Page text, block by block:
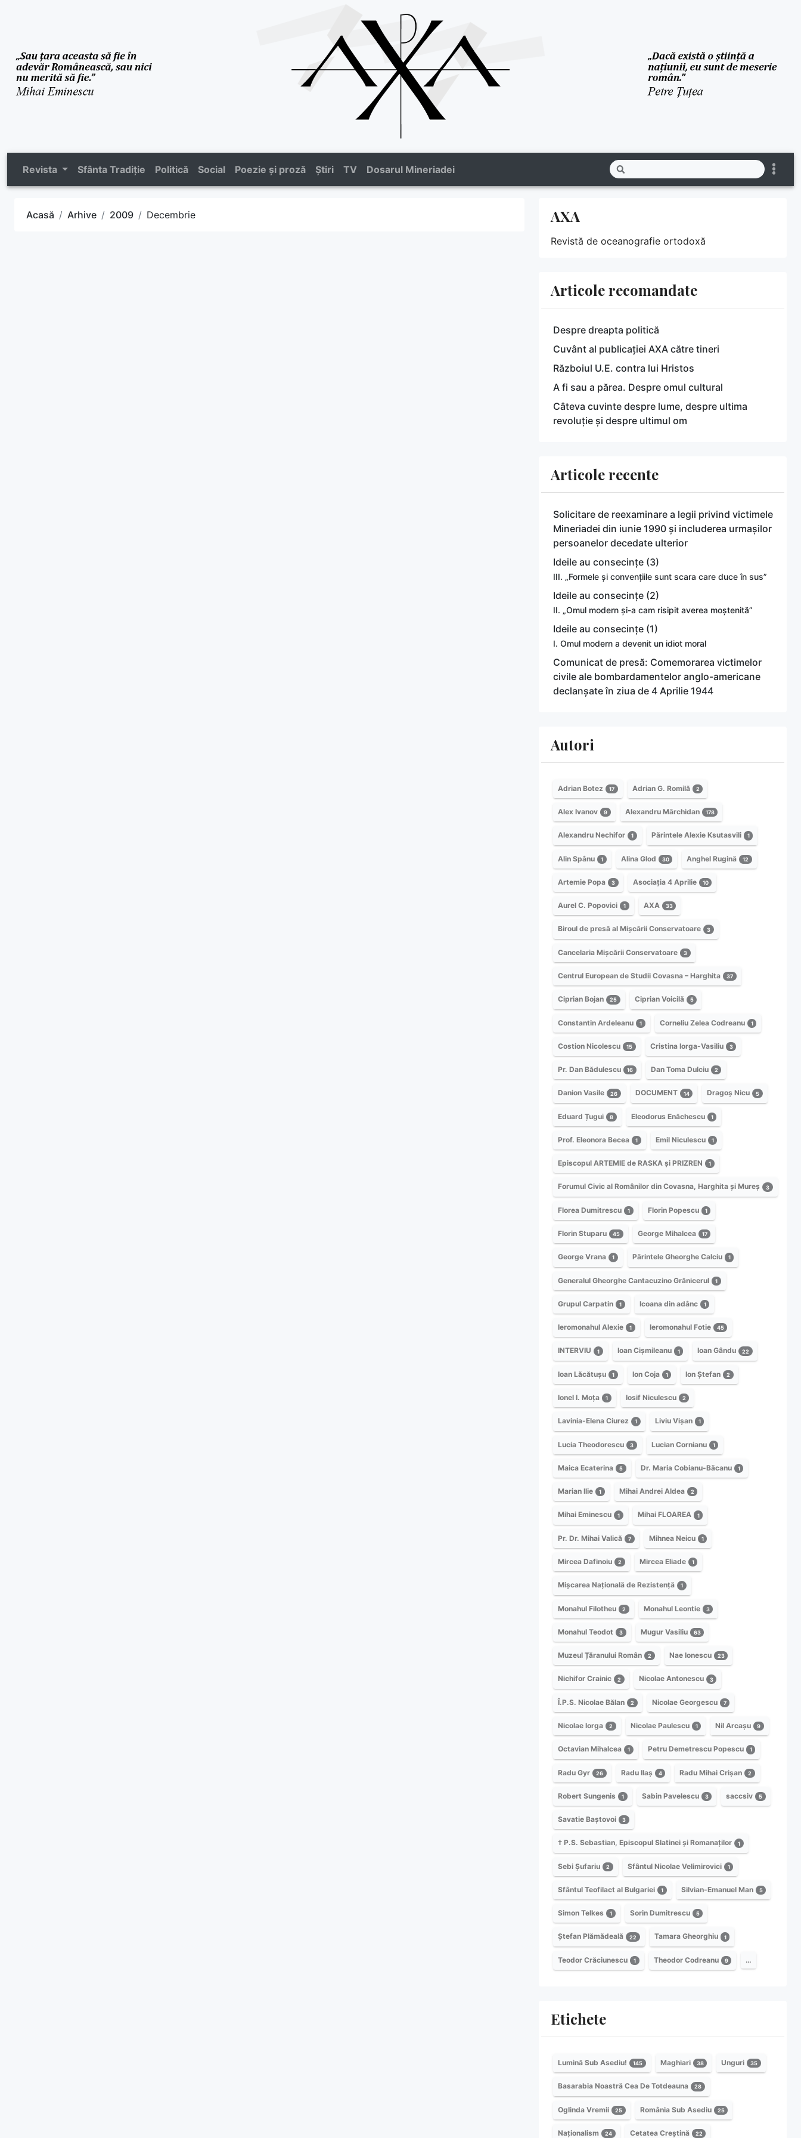
Revista Sfânta Tradiție Politică Social Poezie și proză Știri TV Dosarul Mineriadei
Acasă Arhive 2009 Decembrie AXA
Revistă de oceanografie ortodoxă
Articole recomandate
Despre dreapta politică
Cuvânt al publicației AXA către tineri
Războiul U.E. contra lui Hristos
A fi sau a părea. Despre omul cultural
Câteva cuvinte despre lume, despre ultima
revoluție și despre ultimul om
Articole recente
Solicitare de reexaminare a legii privind victimele
Mineriadei din iunie 1990 și includerea urmașilor
persoanelor decedate ulterior
Ideile au consecințe (3)
III. „Formele și convențiile sunt scara care duce în sus”
Ideile au consecințe (2)
II. „Omul modern și-a cam risipit averea moștenită”
Ideile au consecințe (1)
I. Omul modern a devenit un idiot moral
Comunicat de presă: Comemorarea victimelor
civile ale bombardamentelor anglo-americane
declanșate în ziua de 4 Aprilie 1944
Autori
Adrian Botez 17 Adrian G. Romilă 2
Alex Ivanov 9 Alexandru Mărchidan 178
Alexandru Nechifor 1 Părintele Alexie Ksutasvili 1
Alin Spânu 1 Alina Glod 30 Anghel Rugină 12
Artemie Popa 3 Asociația 4 Aprilie 10
Aurel C. Popovici 1 AXA 33
Biroul de presă al Mișcării Conservatoare 3
Cancelaria Mișcării Conservatoare 3
Centrul European de Studii Covasna – Harghita 37
Ciprian Bojan 25 Ciprian Voicilă 5
Constantin Ardeleanu 1 Corneliu Zelea Codreanu 1
Costion Nicolescu 15 Cristina Iorga-Vasiliu 3
Pr. Dan Bădulescu 16 Dan Toma Dulciu 2
Danion Vasile 26 DOCUMENT 14 Dragoș Nicu 5
Eduard Țugui 8 Eleodorus Enăchescu 1
Prof. Eleonora Becea 1 Emil Niculescu 1
Episcopul ARTEMIE de RASKA și PRIZREN 1
Forumul Civic al Românilor din Covasna, Harghita și Mureș 3
Florea Dumitrescu 1 Florin Popescu 1
Florin Stuparu 45 George Mihalcea 17
George Vrana 1 Părintele Gheorghe Calciu 1
Generalul Gheorghe Cantacuzino Grănicerul 1
Grupul Carpatin 1 Icoana din adânc 1
Ieromonahul Alexie 1 Ieromonahul Fotie 45
INTERVIU 1 Ioan Cișmileanu 1 Ioan Gându 22
Ioan Lăcătușu 1 Ion Coja 1 Ion Ștefan 2
Ionel I. Moța 1 Iosif Niculescu 2
Lavinia-Elena Ciurez 1 Liviu Vișan 1
Lucia Theodorescu 3 Lucian Cornianu 1
Maica Ecaterina 5 Dr. Maria Cobianu-Băcanu 1
Marian Ilie 1 Mihai Andrei Aldea 2
Mihai Eminescu 1 Mihai FLOAREA 1
Pr. Dr. Mihai Valică 7 Mihnea Neicu 1
Mircea Dafinoiu 2 Mircea Eliade 1
Mișcarea Națională de Rezistență 1
Monahul Filotheu 2 Monahul Leontie 3
Monahul Teodot 3 Mugur Vasiliu 63
Muzeul Țăranului Român 2 Nae Ionescu 23
Nichifor Crainic 2 Nicolae Antonescu 3
Î.P.S. Nicolae Bălan 2 Nicolae Georgescu 7
Nicolae Iorga 2 Nicolae Paulescu 1 Nil Arcașu 9
Octavian Mihalcea 1 Petru Demetrescu Popescu 1
Radu Gyr 26 Radu Ilaș 4 Radu Mihai Crișan 2
Robert Sungenis 1 Sabin Pavelescu 3 saccsiv 5
Savatie Baștovoi 3
† P.S. Sebastian, Episcopul Slatinei și Romanaților 1
Sebi Șufariu 2 Sfântul Nicolae Velimirovici 1
Sfântul Teofilact al Bulgariei 1 Silvian-Emanuel Man 5
Simon Telkes 1 Sorin Dumitrescu 5
Ștefan Plămădeală 22 Tamara Gheorghiu 1
Teodor Crăciunescu 1 Theodor Codreanu 9 …
Etichete
Lumină Sub Asediu! 145 Maghiari 38 Unguri 35
Basarabia Noastră Cea De Totdeauna 28
Oglinda Vremii 25 România Sub Asediu 25
Naționalism 24 Cetatea Creștină 22